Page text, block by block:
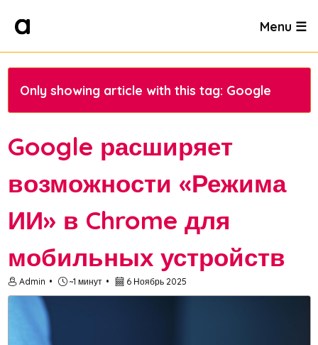
Menu ☰
Only showing article with this tag: Google
Google расширяет
возможности «Режима
ИИ» в Chrome для
мобильных устройств
Admin ~1 минут 6 Ноябрь 2025